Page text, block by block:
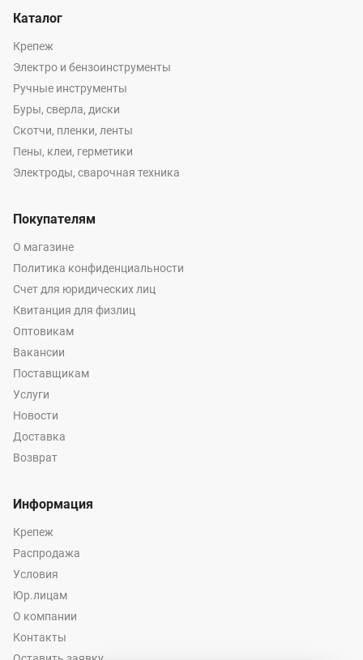
Каталог
Крепеж
Электро и бензоинструменты
Ручные инструменты
Буры, сверла, диски
Скотчи, пленки, ленты
Пены, клеи, герметики
Электроды, сварочная техника
Покупателям
О магазине
Политика конфиденциальности
Счет для юридических лиц
Квитанция для физлиц
Оптовикам
Вакансии
Поставщикам
Услуги
Новости
Доставка
Возврат
Информация
Крепеж
Распродажа
Условия
Юр.лицам
О компании
Контакты